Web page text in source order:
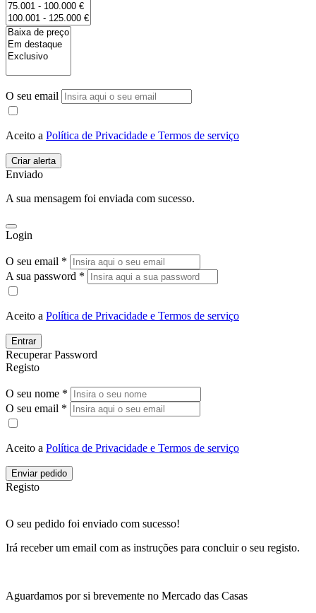
O seu email
Aceito a Política de Privacidade e Termos de serviço
Enviado
A sua mensagem foi enviada com sucesso.
Login
O seu email *
A sua password *
Aceito a Política de Privacidade e Termos de serviço
Entrar
Recuperar Password
Registo
O seu nome *
O seu email *
Aceito a Política de Privacidade e Termos de serviço
Enviar pedido
Registo
O seu pedido foi enviado com sucesso!
Irá receber um email com as instruções para concluir o seu registo.
Aguardamos por si brevemente no Mercado das Casas